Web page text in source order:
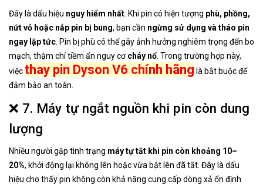
Đây là dấu hiệu nguy hiểm nhất. Khi pin có hiện tượng phù, phồng,
nứt vỏ hoặc nắp pin bị bung, bạn cần ngừng sử dụng và tháo pin
ngay lập tức. Pin bị phù có thể gây ảnh hưởng nghiêm trọng đến bo
mạch, thậm chí tiềm ẩn nguy cơcháy nổ. Trong trường hợp này,
việcthay pin Dyson V6 chính hãng là bắt buộc để
đảm bảo an toàn.
❌ 7. Máy tự ngắt nguồn khi pin còn dung
lượng
Nhiều người gặp tình trạng máy tự tắt khi pin còn khoảng 10–
20%, khởi động lại không lên hoặc vừa bật lên đã tắt. Đây là dấu
hiệu cho thấy pin không còn khả năng cung cấp dòng xả ổn định